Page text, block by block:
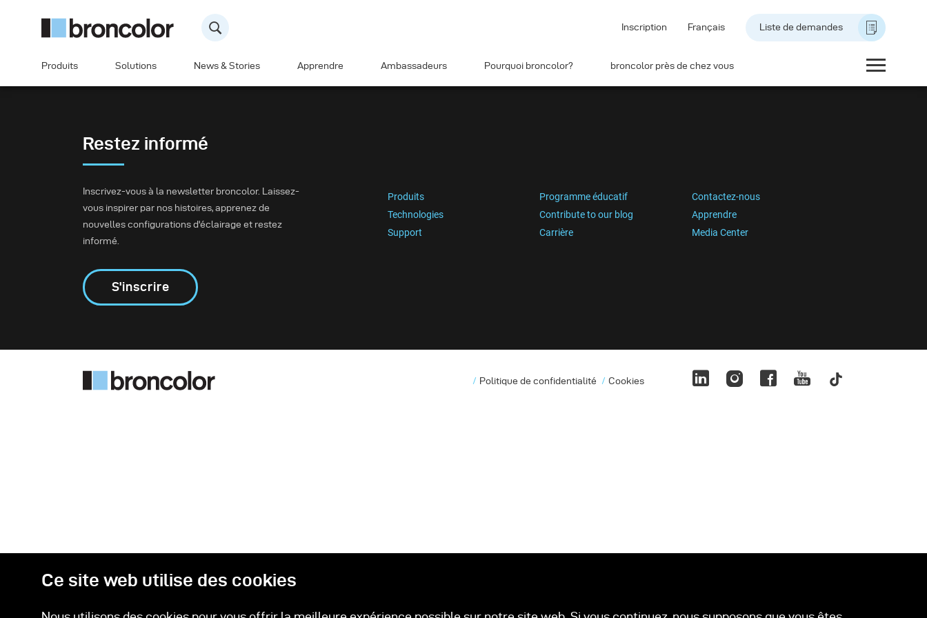
Inscription Français Liste de demandes
Produits Solutions News & Stories Apprendre Ambassadeurs Pourquoi broncolor? broncolor près de chez vous
Restez informé
Inscrivez-vous à la newsletter broncolor. Laissez-
vous inspirer par nos histoires, apprenez de
nouvelles configurations d'éclairage et restez
informé.
S'inscrire
Produits Programme éducatif
Contactez-nous
Technologies
Contribute to our blog
Apprendre
Support
Carrière Media Center
Politique de confidentialité Cookies
Ce site web utilise des cookies